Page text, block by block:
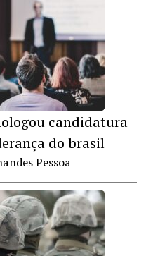
candidatura
do brasil
Pessoa